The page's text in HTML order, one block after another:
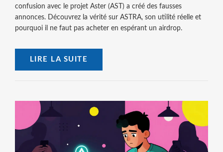
confusion avec le projet Aster (AST) a créé des fausses
annonces. Découvrez la vérité sur ASTRA, son utilité réelle et
pourquoi il ne faut pas acheter en espérant un airdrop.
LIRE LA SUITE